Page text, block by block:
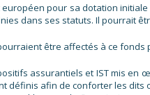
pour sa dotation
dans ses statuts. Il pourrait
être affectés à ce
assurantiels et IST mis en
définis afin de conforter les dits